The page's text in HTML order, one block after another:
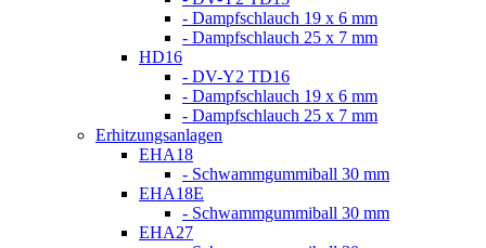
- Dampfschlauch 19 x 6 mm
- Dampfschlauch 25 x 7 mm
HD16
- DV-Y2 TD16
- Dampfschlauch 19 x 6 mm
- Dampfschlauch 25 x 7 mm
Erhitzungsanlagen
EHA18
- Schwammgummiball 30 mm
EHA18E
- Schwammgummiball 30 mm
EHA27